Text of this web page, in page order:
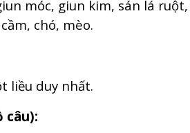
móc, giun kim, sán lá
chó, mèo.
liều duy nhất.
câu):